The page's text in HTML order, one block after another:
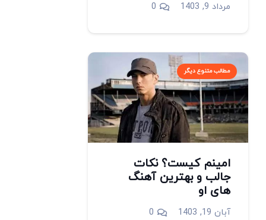
مرداد 9, 1403 0
مطالب متنوع دیگر
امینم کیست؟ نکات
جالب و بهترین آهنگ
های او
آبان 19, 1403 0